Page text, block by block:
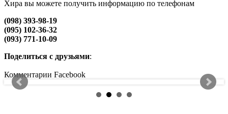
Хира вы можете получить информацию по телефонам
(098) 393-98-19
(095) 102-36-32
(093) 771-10-09
Поделиться с друзьями:
Комментарии Facebook